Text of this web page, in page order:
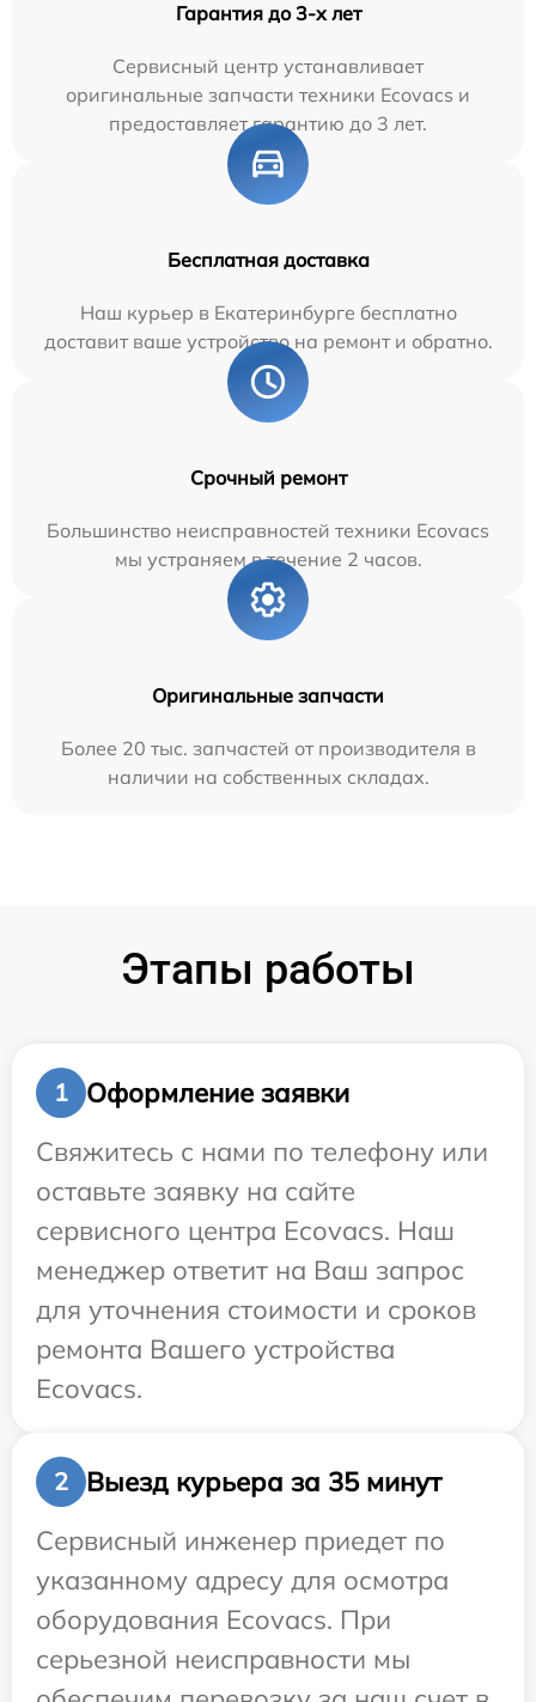
Гарантия до 3-х лет
Сервисный центр устанавливает
оригинальные запчасти техники Ecovacs и
предоставляет гарантию до 3 лет.
Бесплатная доставка
Наш курьер в Екатеринбурге бесплатно
доставит ваше устройство на ремонт и обратно.
Срочный ремонт
Большинство неисправностей техники Ecovacs
мы устраняем в течение 2 часов.
Оригинальные запчасти
Более 20 тыс. запчастей от производителя в
наличии на собственных складах.
Этапы работы
1
Оформление заявки
Свяжитесь с нами по телефону или
оставьте заявку на сайте
сервисного центра Ecovacs. Наш
менеджер ответит на Ваш запрос
для уточнения стоимости и сроков
ремонта Вашего устройства
Ecovacs.
2
Выезд курьера за 35 минут
Сервисный инженер приедет по
указанному адресу для осмотра
оборудования Ecovacs. При
серьезной неисправности мы